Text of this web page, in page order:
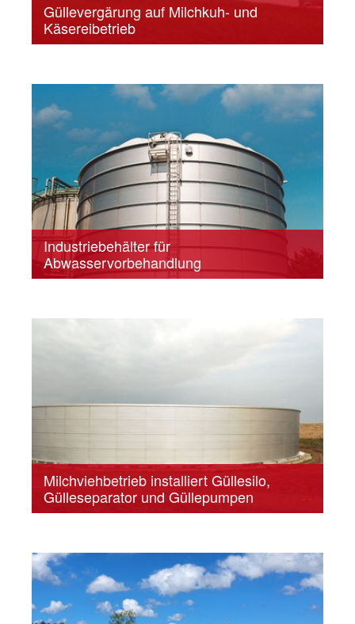
Güllevergärung auf Milchkuh- und
Käsereibetrieb
Industriebehälter für
Abwasservorbehandlung
Milchviehbetrieb installiert Güllesilo,
Gülleseparator und Güllepumpen